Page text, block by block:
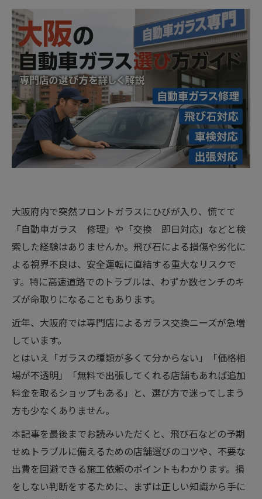
大阪府内で突然フロントガラスにひびが入り、慌てて
「自動車ガラス 修理」や「交換 即日対応」などと検
索した経験はありませんか。飛び石による損傷や劣化に
よる視界不良は、安全運転に直結する重大なリスクで
す。特に高速道路でのトラブルは、わずか数センチのキ
ズが命取りになることもあります。
近年、大阪府では専門店によるガラス交換ニーズが急増
しています。
とはいえ「ガラスの種類が多くて分からない」「価格相
場が不透明」「無料で出張してくれる店舗もあれば追加
料金を取るショップもある」と、選び方で迷ってしまう
方も少なくありません。
本記事を最後までお読みいただくと、飛び石などの予期
せぬトラブルに備えるための店舗選びのコツや、不要な
出費を回避できる施工依頼のポイントもわかります。損
をしない判断をするために、まずは正しい知識から手に